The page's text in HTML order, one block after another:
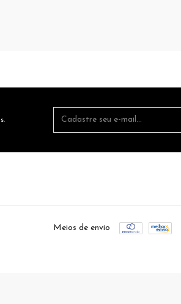
Meios de envio